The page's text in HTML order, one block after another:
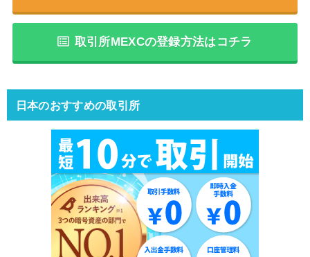
取引所MEXCの登録方法はコチラ
日本のおすすめの取引所